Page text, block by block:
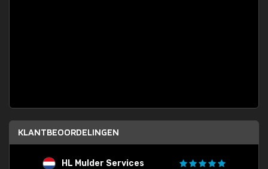
KLANTBEOORDELINGEN
HL Mulder Services